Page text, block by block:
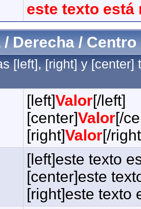
este texto está
Derecha / Centro
[left], [right] y
[left]Valor[/left]
[center]Valor[/
[right]Valor[/
[left]este texto
[center]este
[right]este texto